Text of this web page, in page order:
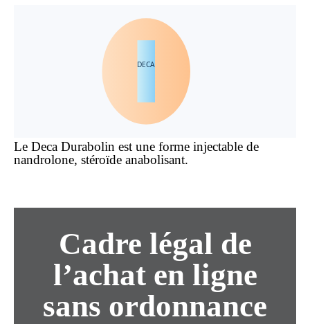
DECA
Le Deca Durabolin est une forme injectable de
nandrolone, stéroïde anabolisant.
Cadre légal de
l’achat en ligne
sans ordonnance